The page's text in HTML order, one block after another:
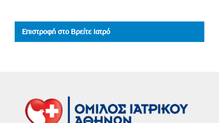
Επιστροφή στο Βρείτε Ιατρό